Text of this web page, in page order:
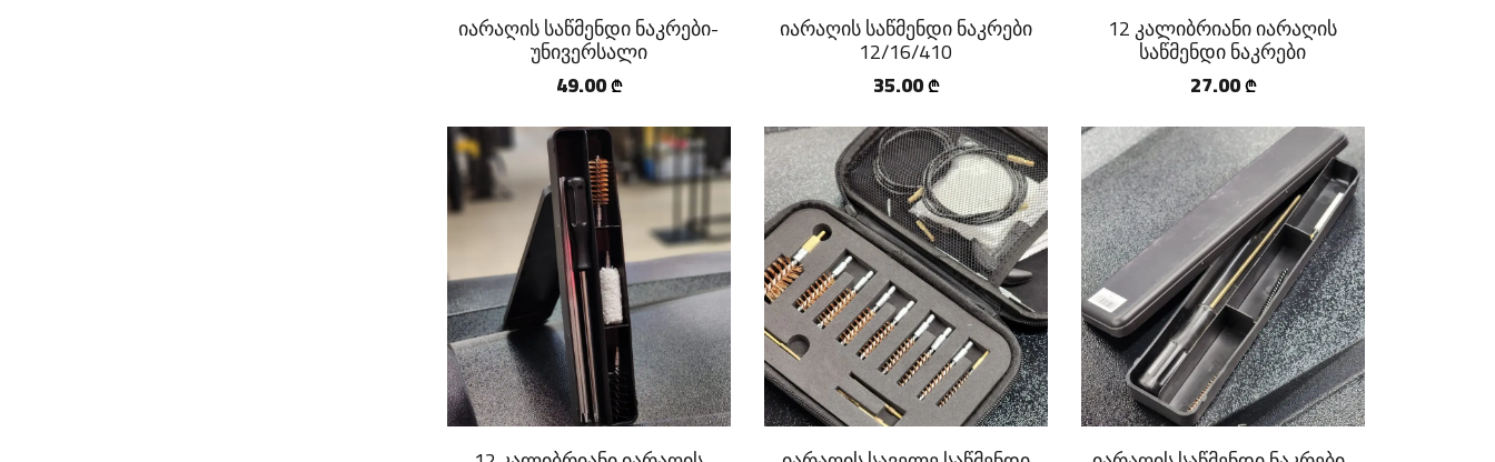
იარაღის საწმენდი ნაკრები-
უნივერსალი
49.00 ₾
იარაღის საწმენდი ნაკრები
12/16/410
35.00 ₾
12 კალიბრიანი იარაღის
საწმენდი ნაკრები
27.00 ₾